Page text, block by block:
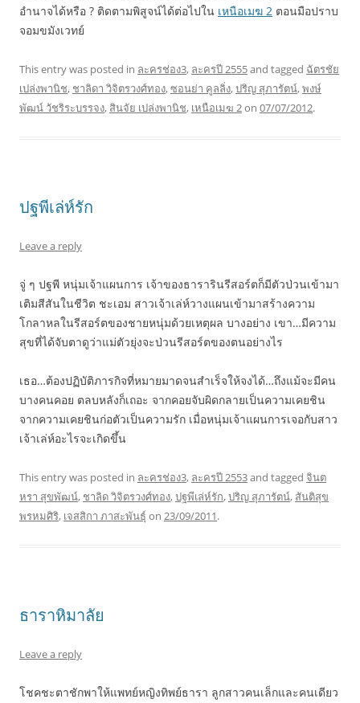
อำนาจได้หรือ ? ติดตามพิสูจน์ได้ต่อไปใน เหนือเมฆ 2 ตอนมือปราบ
จอมขมังเวทย์
This entry was posted in ละครช่อง3, ละครปี 2555and tagged ฉัตรชัย
เปล่งพานิช, ชาลิดา วิจิตรวงศ์ทอง,ซอนย่า คูลลิ่ง,ปริญ สุภารัตน์,พงษ์
พัฒน์ วัชริระบรรจง, สินจัย เปล่งพานิช, เหนือเมฆ 2on 07/07/2012.
ปฐพีเล่ห์รัก
Leave a reply
จู่ ๆ ปฐพี หนุ่มเจ้าแผนการ เจ้าของธารารินรีสอร์ตก็มีตัวป่วนเข้ามา
เติมสีสันในชีวิต ชะเอม สาวเจ้าเล่ห์วางแผนเข้ามาสร้างความ
โกลาหลในรีสอร์ตของชายหนุ่มด้วยเหตุผล บางอย่าง เขา…มีความ
สุขที่ได้จับตาดูว่าแม่ตัวยุ่งจะป่วนรีสอร์ตของตนอย่างไร
เธอ…ต้องปฏิบัติภารกิจที่หมายมาดจนสำเร็จให้จงได้…ถึงแม้จะมีคน
บางคนคอย ตลบหลังก็เถอะ จากคอยจับผิดกลายเป็นความเคยชิน
จากความเคยชินก่อตัวเป็นความรัก เมื่อหนุ่มเจ้าแผนการเจอกับสาว
เจ้าเล่ห์อะไรจะเกิดขึ้น
This entry was posted in ละครช่อง3, ละครปี 2553and tagged จินต
หรา สุขพัฒน์, ชาลิด วิจิตรวงศ์ทอง,ปฐพีเล่ห์รัก,ปริญ สุภารัตน์, สันติสุข
พรหมศิริ, เจสสิกา ภาสะพันธุ์ on 23/09/2011.
ธาราหิมาลัย
Leave a reply
โชคชะตาชักพาให้แพทย์หญิงทิพย์ธารา ลูกสาวคนเล็กและคนเดียว